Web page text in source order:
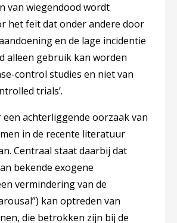
van wiegendood wordt
het feit dat onder andere door
en de lage incidentie
alleen gebruik kan worden
control studies en niet van
trials’.
achterliggende oorzaak van
in de recente literatuur
Centraal staat daarbij dat
bekende exogene
vermindering van de
kan optreden van
die betrokken zijn bij de